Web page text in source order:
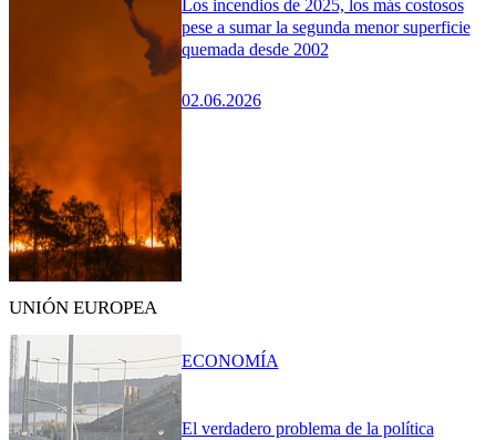
Los incendios de 2025, los más costosos
pese a sumar la segunda menor superficie
quemada desde 2002
02.06.2026
UNIÓN EUROPEA
El verdadero problema de la política
ECONOMÍA